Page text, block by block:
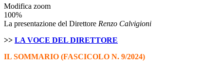
Modifica zoom
100%
La presentazione del Direttore Renzo Calvigioni
>> LA VOCE DEL DIRETTORE
IL SOMMARIO (FASCICOLO N. 9/2024)